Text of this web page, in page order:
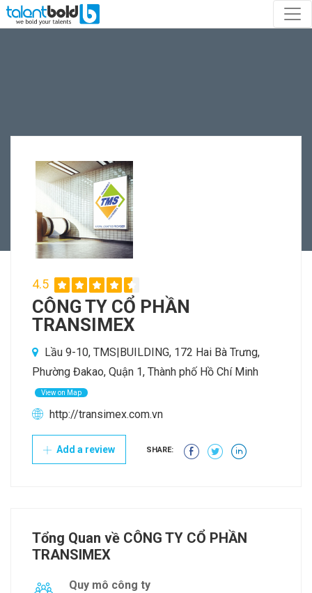
4.5
CÔNG TY CỔ PHẦN
TRANSIMEX
Lầu 9-10, TMS|BUILDING, 172 Hai Bà Trưng,
Phường Đakao, Quận 1, Thành phố Hồ Chí Minh
View on Map
http://transimex.com.vn
Add a review SHARE:
Tổng Quan về CÔNG TY CỔ PHẦN
TRANSIMEX
Quy mô công ty